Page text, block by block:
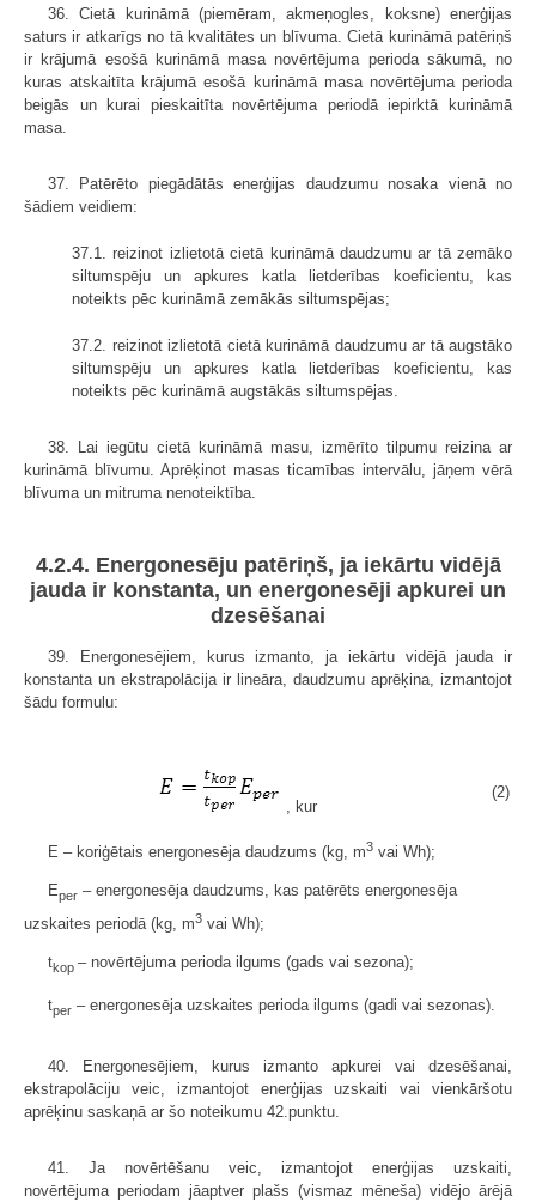
36. Cietā kurināmā (piemēram, akmeņogles, koksne) enerģijas
saturs ir atkarīgs no tā kvalitātes un blīvuma. Cietā kurināmā patēriņš
ir krājumā esošā kurināmā masa novērtējuma perioda sākumā, no
kuras atskaitīta krājumā esošā kurināmā masa novērtējuma perioda
beigās un kurai pieskaitīta novērtējuma periodā iepirktā kurināmā
masa.
37. Patērēto piegādātās enerģijas daudzumu nosaka vienā no
šādiem veidiem:
37.1. reizinot izlietotā cietā kurināmā daudzumu ar tā zemāko
siltumspēju un apkures katla lietderības koeficientu, kas
noteikts pēc kurināmā zemākās siltumspējas;
37.2. reizinot izlietotā cietā kurināmā daudzumu ar tā augstāko
siltumspēju un apkures katla lietderības koeficientu, kas
noteikts pēc kurināmā augstākās siltumspējas.
38. Lai iegūtu cietā kurināmā masu, izmērīto tilpumu reizina ar
kurināmā blīvumu. Aprēķinot masas ticamības intervālu, jāņem vērā
blīvuma un mitruma nenoteiktība.
4.2.4. Energonesēju patēriņš, ja iekārtu vidējā
jauda ir konstanta, un energonesēji apkurei un
dzesēšanai
39. Energonesējiem, kurus izmanto, ja iekārtu vidējā jauda ir
konstanta un ekstrapolācija ir lineāra, daudzumu aprēķina, izmantojot
šādu formulu:
, kur
(2)
E – koriģētais energonesēja daudzums (kg, m3 vai Wh);
­Eper – energonesēja daudzums, kas patērēts energonesēja
uzskaites periodā (kg, m3 vai Wh);
tkop – novērtējuma perioda ilgums (gads vai sezona);
tper – energonesēja uzskaites perioda ilgums (gadi vai sezonas).
40. Energonesējiem, kurus izmanto apkurei vai dzesēšanai,
ekstrapolāciju veic, izmantojot enerģijas uzskaiti vai vienkāršotu
aprēķinu saskaņā ar šo noteikumu 42.punktu.
41. Ja novērtēšanu veic, izmantojot enerģijas uzskaiti,
novērtējuma periodam jāaptver plašs (vismaz mēneša) vidējo ārējā